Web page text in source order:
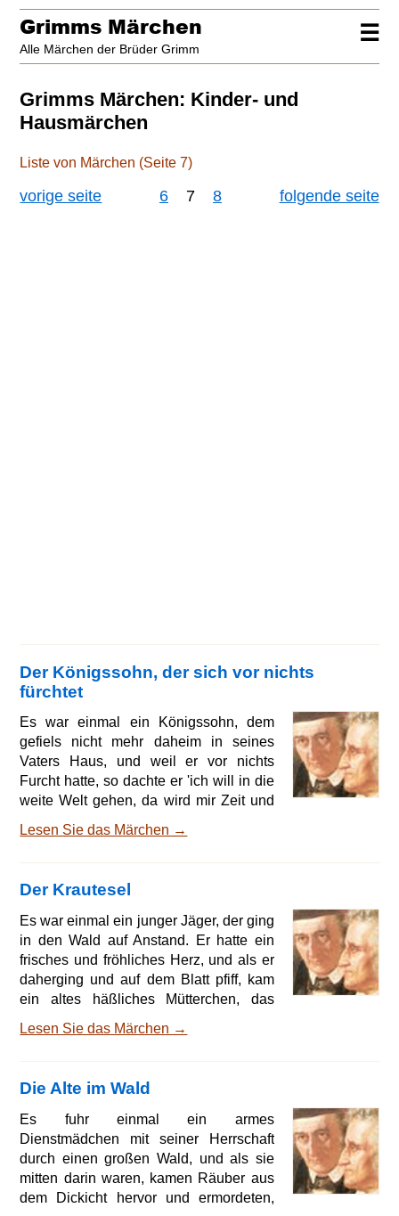
☰
Grimms Märchen
Alle Märchen der Brüder Grimm
Grimms Märchen: Kinder- und
Hausmärchen
Liste von Märchen (Seite 7)
vorige seite folgende seite
6 7 8
Der Königssohn, der sich vor nichts
fürchtet
Es war einmal ein Königssohn, dem
gefiels nicht mehr daheim in seines
Vaters Haus, und weil er vor nichts
Furcht hatte, so dachte er 'ich will in die
weite Welt gehen, da wird mir Zeit und
wunderliche Dinge genug sehen.' Also
Abend, und es war ihm einerlei, wo
hinaus ihn der Weg führte. Es trug sich
zu, daß er vor eines Riesen Haus kam,
und weil er müde war, setzte er sich vor
die Türe und r
Lesen Sie das Märchen →
Der Krautesel
Es war einmal ein junger Jäger, der ging
in den Wald auf Anstand. Er hatte ein
frisches und fröhliches Herz, und als er
daherging und auf dem Blatt pfiff, kam
ein altes häßliches Mütterchen, das
lieber Jäger, du bist wohl lustig und
dauerte den Jäger das arme
Mütterchen, daß er in seine Tasche griff
und ihr nach seinem Vermögen etwas
reichte. Nun wollte er weitergehen, aber
die alte Frau
Lesen Sie das Märchen →
Die Alte im Wald
Es fuhr einmal ein armes
Dienstmädchen mit seiner Herrschaft
durch einen großen Wald, und als sie
mitten darin waren, kamen Räuber aus
dem Dickicht hervor und ermordeten,